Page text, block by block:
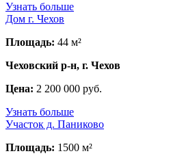
Узнать больше
Дом г. Чехов
Площадь: 44 м²
Чеховский р-н, г. Чехов
Цена: 2 200 000 руб.
Узнать больше
Участок д. Паниково
Площадь: 1500 м²